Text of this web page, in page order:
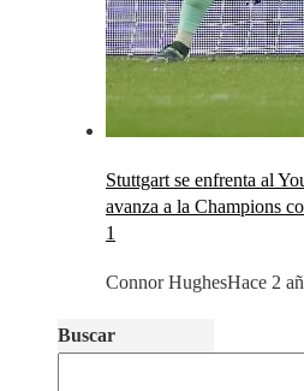
Stuttgart se enfrenta al
avanza a la Champions
1
Connor HughesHace 2
Buscar